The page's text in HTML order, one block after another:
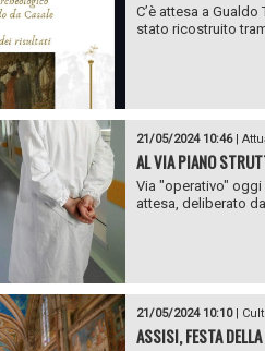
C’è attesa a
stato ricostruito
21/05/2024 10:46|
AL VIA PIANO
Via "operativo" oggi
attesa, deliberato
21/05/2024 10:10|
ASSISI, FESTA